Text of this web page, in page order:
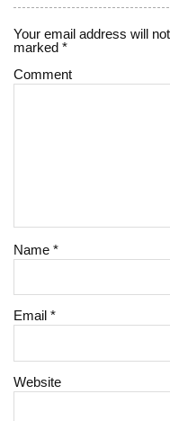
Your email address will
marked*
Comment
Name*
Email*
Website